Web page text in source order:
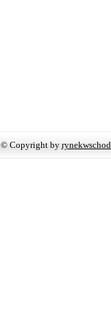
© Copyright by